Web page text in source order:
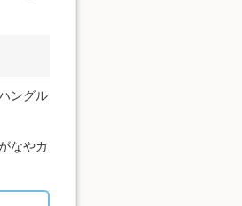
ングル
なやカ